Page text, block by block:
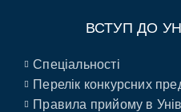
ВСТУП ДО
Спеціальності
Перелік конкурсних
Правила прийому в